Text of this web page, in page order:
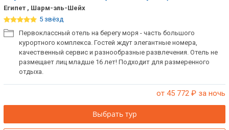
Египет , Шарм-эль-Шейх
5 звёзд
Первоклассный отель на берегу моря - часть большого
курортного комплекса. Гостей ждут элегантные номера,
качественный сервис и разнообразные развлечения. Отель не
размещает лиц младше 16 лет! Подходит для размеренного
отдыха.
от 45 772 ₽ за ночь
Выбрать тур